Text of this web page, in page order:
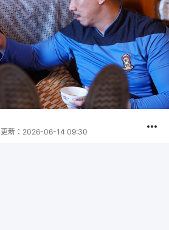
更新： 2026-06-14 09:30